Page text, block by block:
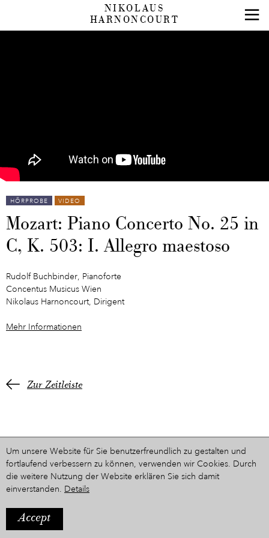
NIKOLAUS
HARNONCOURT
HÖRPROBE VIDEO
Mozart: Piano Concerto No. 25 in
C, K. 503: I. Allegro maestoso
Rudolf Buchbinder, Pianoforte
Concentus Musicus Wien
Nikolaus Harnoncourt, Dirigent
Mehr Informationen
Zur Zeitleiste
Ein Projekt aus dem Hause
Um unsere Website für Sie benutzerfreundlich zu gestalten und
fortlaufend verbessern zu können, verwenden wir Cookies. Durch
die weitere Nutzung der Website erklären Sie sich damit
einverstanden. Details
Accept